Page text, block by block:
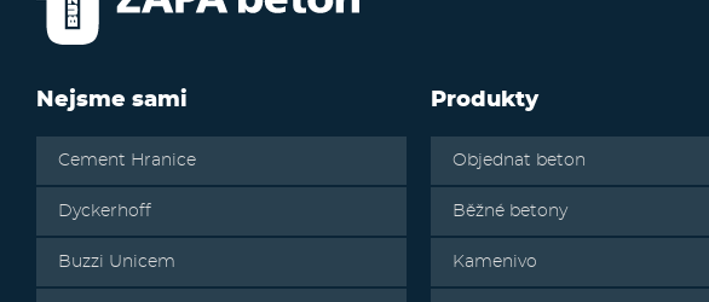
Nejsme sami
Cement Hranice
Dyckerhoff
Buzzi Unicem
Produkty
Objednat beton
Běžné betony
Kamenivo